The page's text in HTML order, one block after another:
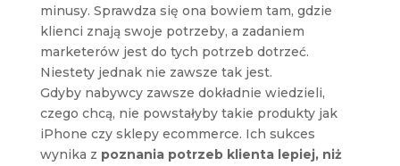
minusy. Sprawdza się ona bowiem tam, gdzie
klienci znają swoje potrzeby, a zadaniem
marketerów jest do tych potrzeb dotrzeć.
Niestety jednak nie zawsze tak jest.
Gdyby nabywcy zawsze dokładnie wiedzieli,
czego chcą, nie powstałyby takie produkty jak
iPhone czy sklepy ecommerce. Ich sukces
wynika z poznania potrzeb klienta lepiej, niż